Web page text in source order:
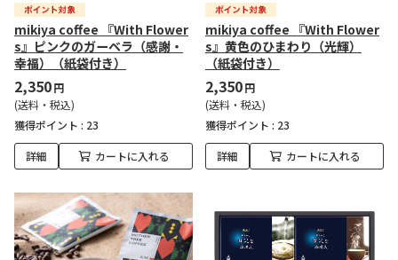
mikiya coffee 『With Flower
s』ピンクのガーベラ（感謝・
幸福）（紙袋付き）
2,350円
(送料・税込)
獲得ポイント : 23
詳細 カートに入れる
mikiya coffee 『With Flower
s』黄色のひまわり（光輝）
（紙袋付き）
2,350円
(送料・税込)
獲得ポイント : 23
詳細 カートに入れる